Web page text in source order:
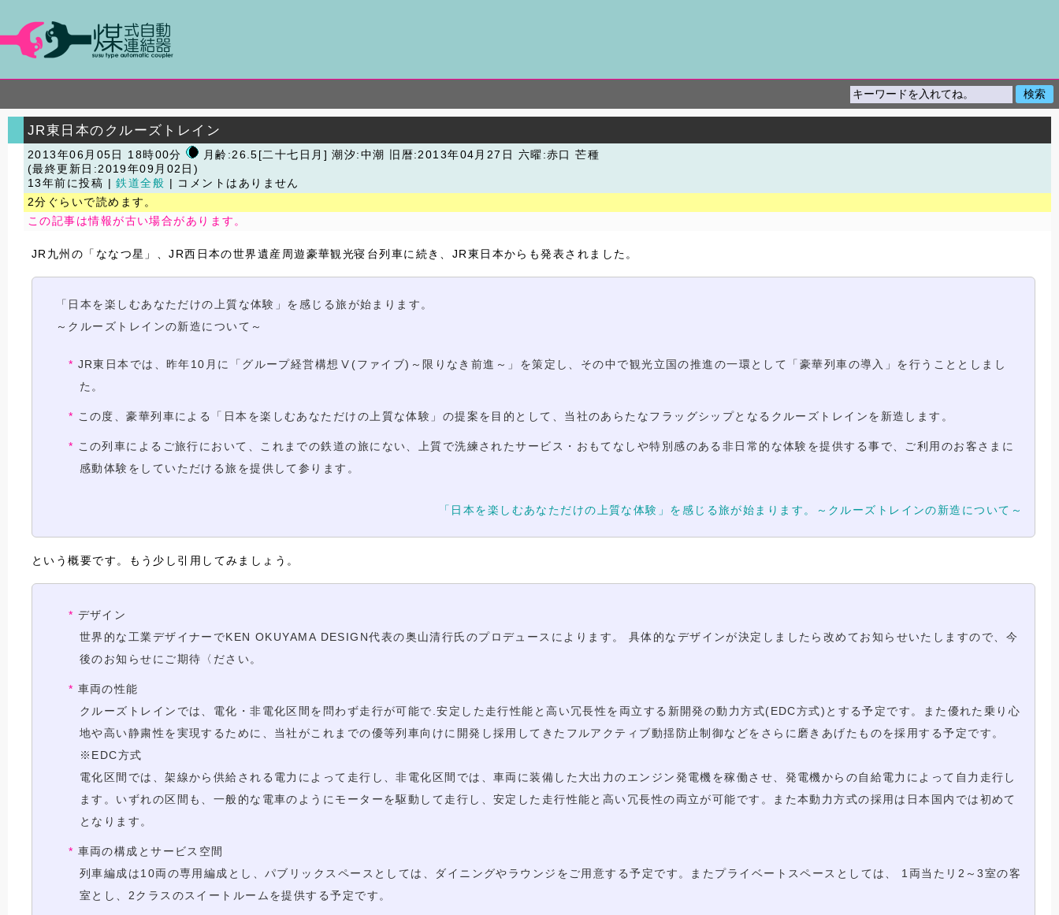
JR東日本のクルーズトレイン
2013年06月05日 18時00分 月齢:26.5[二十七日月] 潮汐:中潮
旧暦:2013年04月27日 六曜:赤口 芒種
(最終更新日:2019年09月02日)
13年前に投稿 |鉄道全般 | コメントはありません
2分ぐらいで読めます。
この記事は情報が古い場合があります。
JR九州の「ななつ星」、JR西日本の世界遺産周遊豪華観光寝台列車に続き、JR東日本からも発表されました。
「日本を楽しむあなただけの上質な体験」を感じる旅が始まります。
～クルーズトレインの新造について～
JR東日本では、昨年10月に「グループ経営構想Ⅴ(ファイブ)～限りなき前進～」を策定し、その中で観光立国の推進の一環として「豪華列車の導入」を行うこととしまし
た。
この度、豪華列車による「日本を楽しむあなただけの上質な体験」の提案を目的として、当社のあらたなフラッグシップとなるクルーズトレインを新造します。
この列車によるご旅行において、これまでの鉄道の旅にない、上質で洗練されたサービス・おもてなしや特別感のある非日常的な体験を提供する事で、ご利用のお客さまに
感動体験をしていただける旅を提供して参ります。
「日本を楽しむあなただけの上質な体験」を感じる旅が始まります。～クルーズトレインの新造について～
という概要です。もう少し引用してみましょう。
デザイン
世界的な工業デザイナーでKEN OKUYAMA DESIGN代表の奥山清行氏のプロデュースによります。 具体的なデザインが決定しましたら改めてお知らせいたしますので、今
後のお知らせにご期待〈ださい。
車両の性能
クルーズトレインでは、電化・非電化区間を問わず走行が可能で.安定した走行性能と高い冗長性を両立する新開発の動力方式(EDC方式)とする予定です。また優れた乗り心
地や高い静粛性を実現するために、当社がこれまでの優等列車向けに開発し採用してきたフルアクティブ動揺防止制御などをさらに磨きあげたものを採用する予定です。
※EDC方式
電化区間では、架線から供給される電力によって走行し、非電化区間では、車両に装備した大出力のエンジン発電機を稼働させ、発電機からの自給電力によって自力走行し
ます。いずれの区間も、一般的な電車のようにモーターを駆動して走行し、安定した走行性能と高い冗長性の両立が可能です。また本動力方式の採用は日本国内では初めて
となります。
車両の構成とサービス空間
列車編成は10両の専用編成とし、パブリックスペースとしては、ダイニングやラウンジをご用意する予定です。またプライベートスペースとしては、 1両当たリ2～3室の客
室とし、2クラスのスイートルームを提供する予定です。